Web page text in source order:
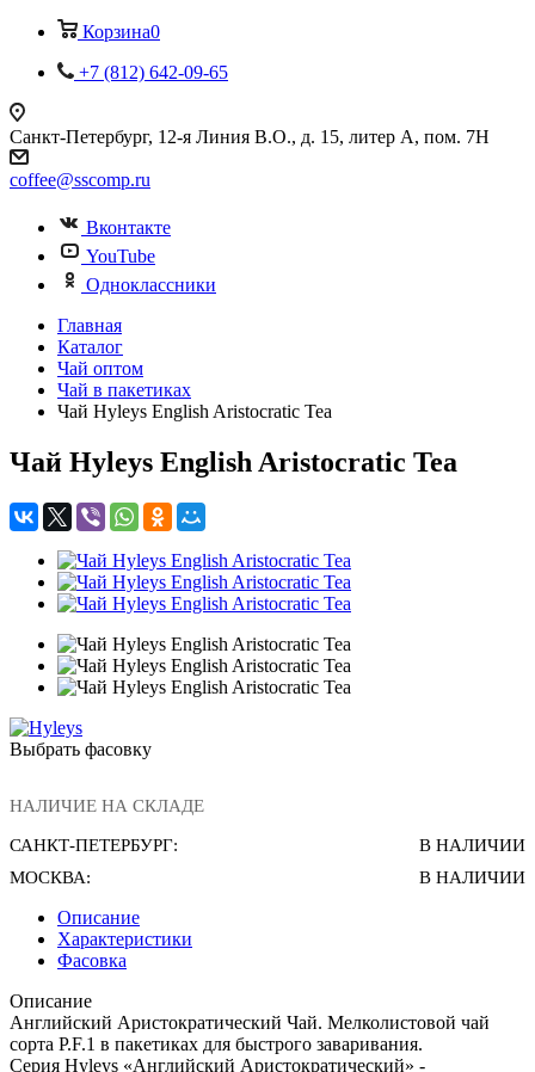
Корзина0
+7 (812) 642-09-65
Санкт-Петербург, 12-я Линия В.О., д. 15, литер А, пом. 7Н
coffee@sscomp.ru
Вконтакте
YouTube
Одноклассники
Главная
Каталог
Чай оптом
Чай в пакетиках
Чай Hyleys English Aristocratic Tea
Чай Hyleys English Aristocratic Tea
Выбрать фасовку
НАЛИЧИЕ НА СКЛАДЕ
САНКТ-ПЕТЕРБУРГ:
В НАЛИЧИИ
МОСКВА:
В НАЛИЧИИ
Описание
Характеристики
Фасовка
Описание
Английский Аристократический Чай. Мелколистовой чай
сорта P.F.1 в пакетиках для быстрого заваривания.
Серия Hyleys «Английский Аристократический» -